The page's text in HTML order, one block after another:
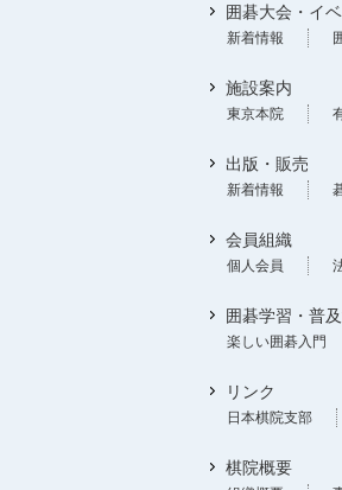
囲碁大会・イ
新着情報
施設案内
東京本院
出版・販売
新着情報
会員組織
個人会員
囲碁学習・普
楽しい囲碁入門
リンク
日本棋院支部
棋院概要